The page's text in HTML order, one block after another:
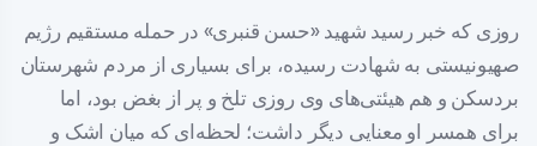
روزی که خبر رسید شهید «حسن قنبری» در حمله مستقیم رژیم
صهیونیستی به شهادت رسیده، برای بسیاری از مردم شهرستان
بردسکن و هم هیئتی‌های وی روزی تلخ و پر از بغض بود، اما
برای همسر او معنایی دیگر داشت؛ لحظه‌ای که میان اشک و